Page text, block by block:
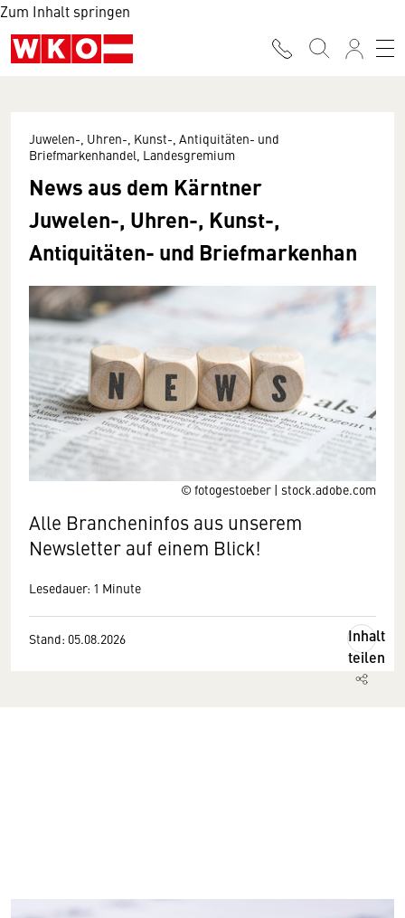
Zum Inhalt springen
© fotogestoeber | stock.adobe.com
Juwelen-, Uhren-, Kunst-, Antiquitäten- und
Briefmarkenhandel, Landesgremium
News aus dem Kärntner
Juwelen-, Uhren-, Kunst-,
Antiquitäten- und Briefmarkenhan
Alle Brancheninfos aus unserem
Newsletter auf einem Blick!
Lesedauer: 1 Minute
Stand: 05.08.2026
Inhalt
teilen